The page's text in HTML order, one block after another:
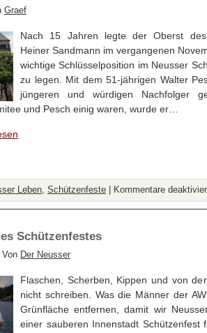
Graef
Nach 15 Jahren legte der Oberst des
Heiner Sandmann im vergangenen
wichtige Schlüsselposition im Neusser
zu legen. Mit dem 51-jährigen Walter
jüngeren und würdigen Nachfolger
und Pesch einig waren, wurde er…
Leben, Schützenfeste Kommentare
Schützenfestes
Der Neusser
Flaschen, Scherben, Kippen und von
nicht schreiben. Was die Männer der
Grünfläche entfernen, damit wir
einer sauberen Innenstadt Schützenfest